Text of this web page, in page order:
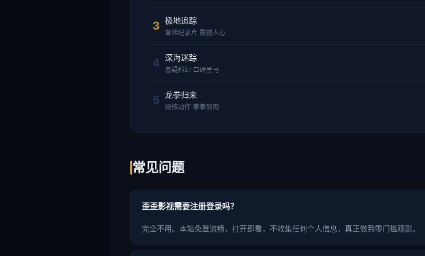
极地追踪
冒险纪录片 震撼人心
深海迷踪
悬疑科幻 口碑黑马
龙拳归来
硬核动作 拳拳到肉
常见问题
歪歪影视需要注册登录吗？
完全不用。本站免登流畅，打开即看，不收集任何个人信息，真正做到零门槛观影。